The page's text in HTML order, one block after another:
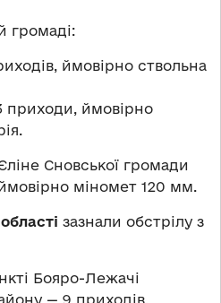
громаді:
ймовірно ствольна
приходи, ймовірно
Сновської громади
міномет 120 мм.
зазнали обстрілу з
Бояро-Лежачі
— 9 приходів,